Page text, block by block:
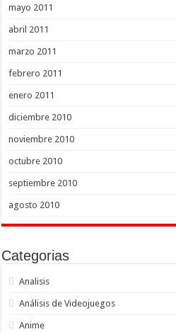
mayo 2011
abril 2011
marzo 2011
febrero 2011
enero 2011
diciembre 2010
noviembre 2010
octubre 2010
septiembre 2010
agosto 2010
Categorias
Analisis
Análisis de Videojuegos
Anime